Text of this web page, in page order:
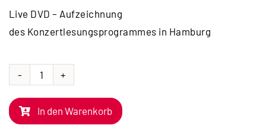
Live DVD – Aufzeichnung
des Konzertlesungsprogrammes in Hamburg
DVD
|
KONZERTLESUNG
In den Warenkorb